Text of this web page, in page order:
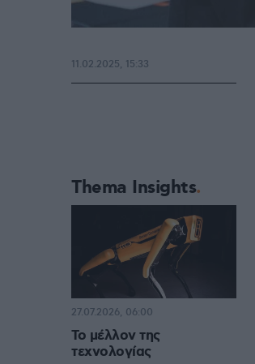
11.02.2025, 15:33
Thema Insights
Το μέλλον της
τεχνολογίας
27.07.2026, 06:00